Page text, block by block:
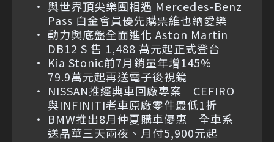
與世界頂尖樂團相遇 Mercedes-Benz
Pass 白金會員優先購票維也納愛樂
動力與底盤全面進化 Aston Martin
DB12 S 售 1,488 萬元起正式登台
Kia Stonic前7月銷量年增145%
79.9萬元起再送電子後視鏡
NISSAN推經典車回廠專案 CEFIRO
與INFINITI老車原廠零件最低1折
BMW推出8月仲夏購車優惠 全車系
送晶華三天兩夜、月付5,900元起